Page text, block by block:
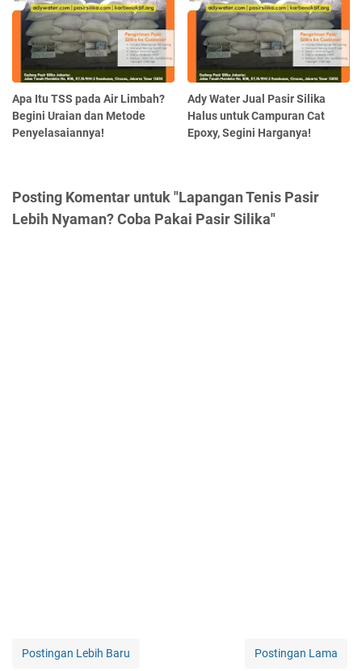
Apa Itu TSS pada Air Limbah?
Begini Uraian dan Metode
Penyelasaiannya!
Ady Water Jual Pasir Silika
Halus untuk Campuran Cat
Epoxy, Segini Harganya!
Posting Komentar untuk "Lapangan Tenis Pasir
Lebih Nyaman? Coba Pakai Pasir Silika"
Postingan Lebih Baru Postingan Lama